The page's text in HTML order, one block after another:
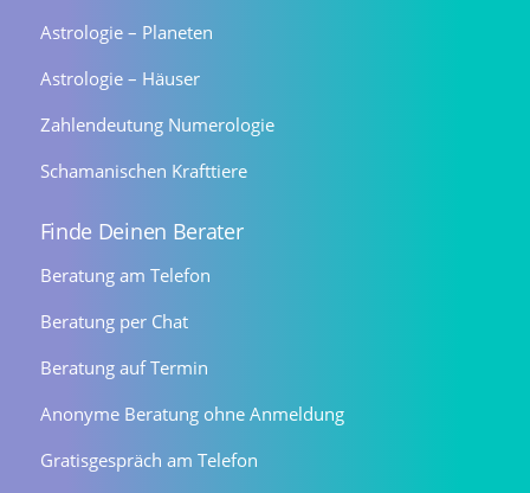
Astrologie – Planeten
Astrologie – Häuser
Zahlendeutung Numerologie
Schamanischen Krafttiere
Finde Deinen Berater
Beratung am Telefon
Beratung per Chat
Beratung auf Termin
Anonyme Beratung ohne Anmeldung
Gratisgespräch am Telefon